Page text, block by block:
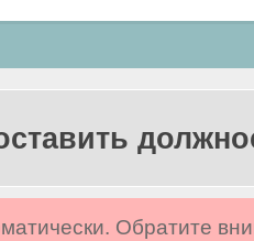
Обратите